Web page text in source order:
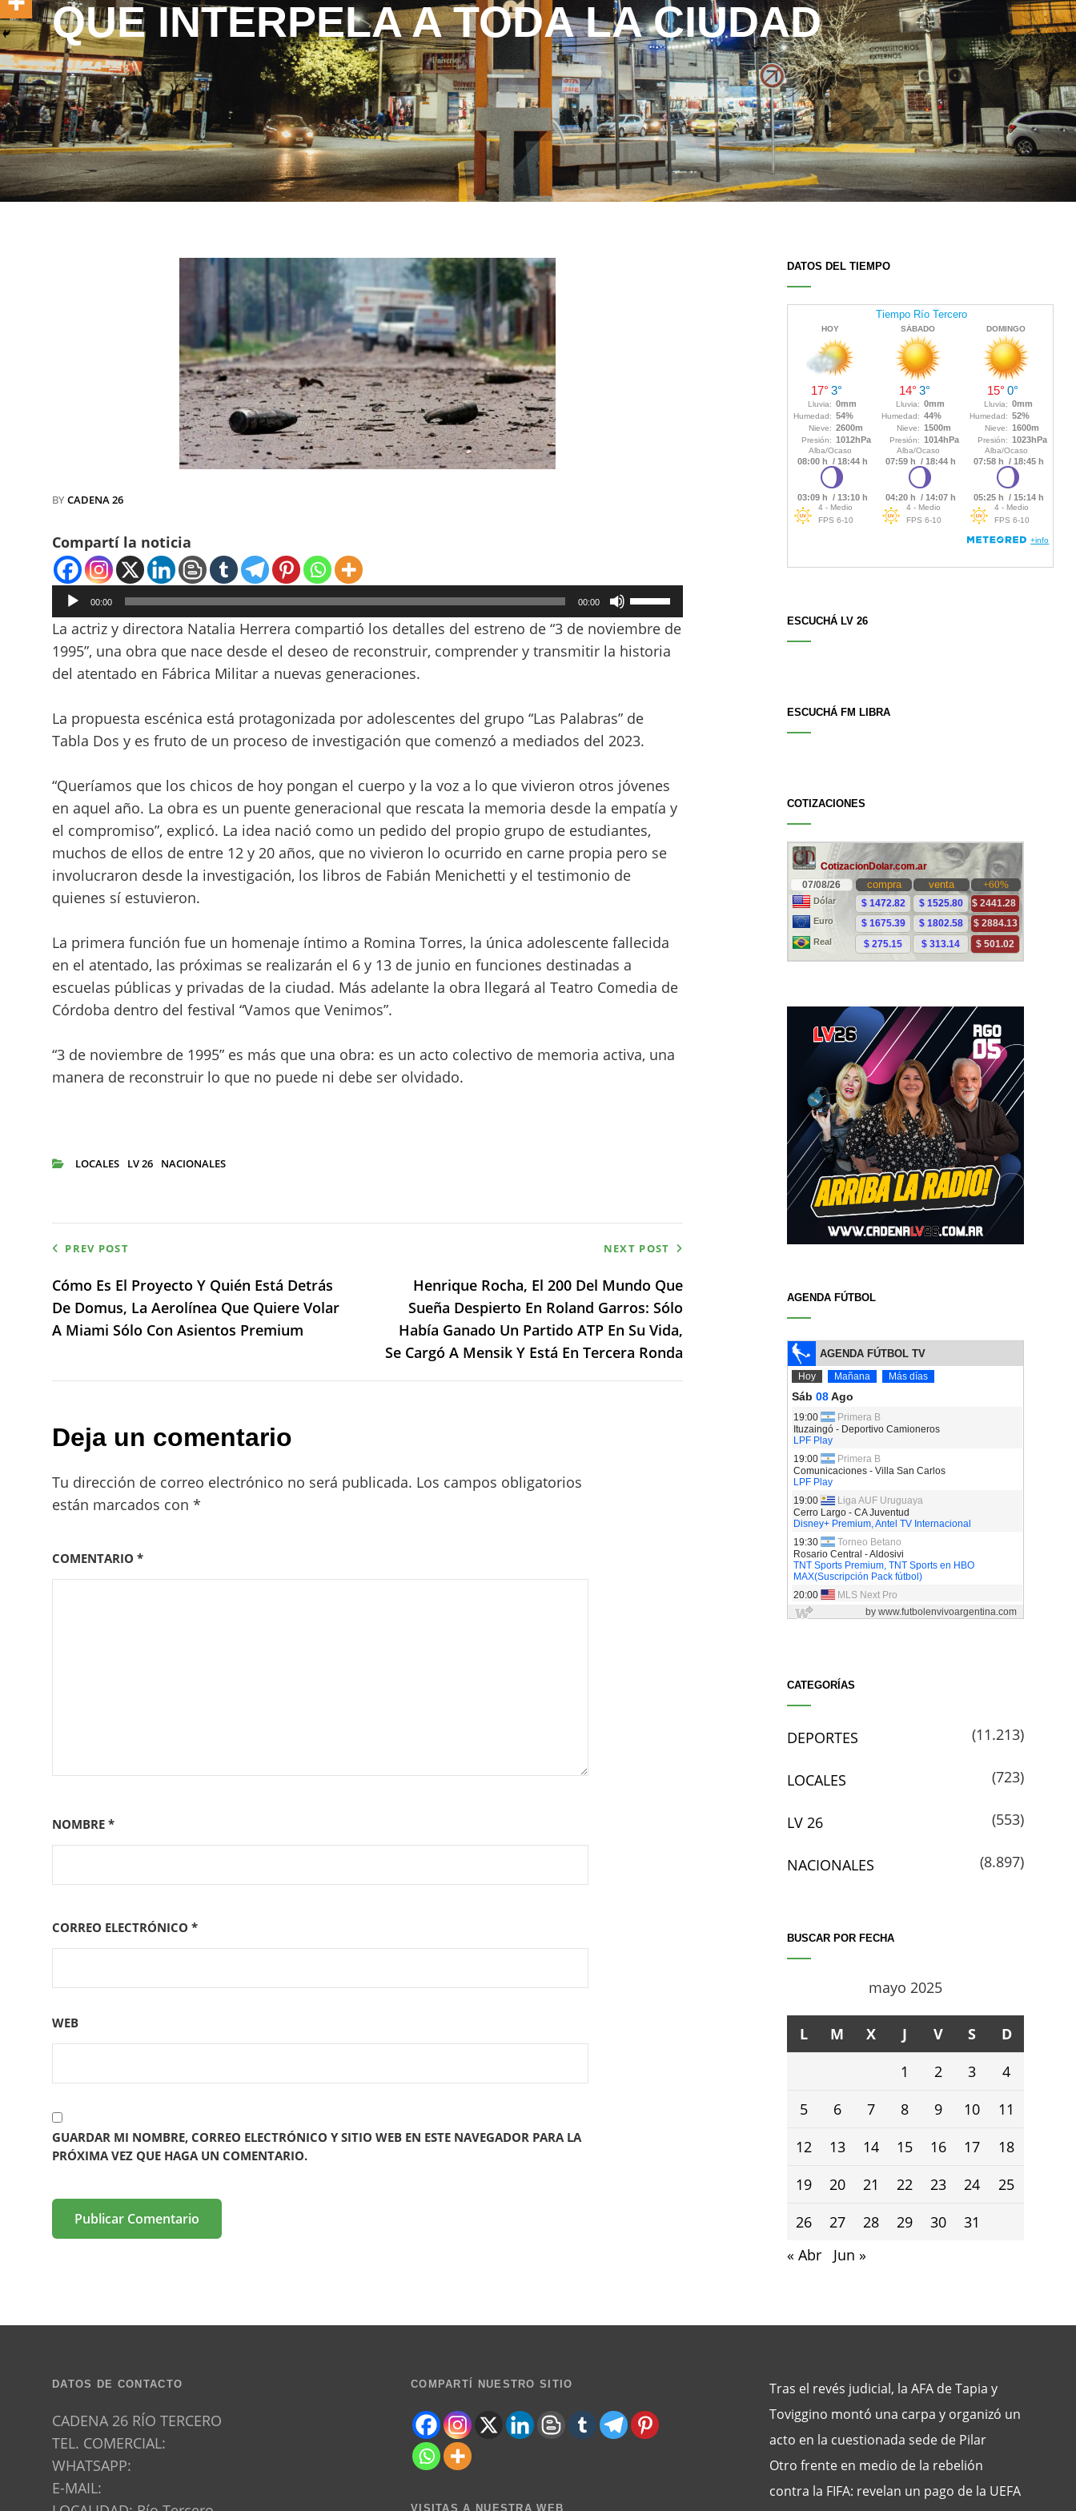
QUE INTERPELA A TODA LA CIUDAD
BY CADENA 26
Compartí la noticia
Reproductor
de
00:00 00:00
Utiliza
las
el
volumen.
La actriz y directora Natalia Herrera compartió los detalles del estreno de “3 de noviembre de
1995”, una obra que nace desde el deseo de reconstruir, comprender y transmitir la historia
del atentado en Fábrica Militar a nuevas generaciones.
La propuesta escénica está protagonizada por adolescentes del grupo “Las Palabras” de
Tabla Dos y es fruto de un proceso de investigación que comenzó a mediados del 2023.
“Queríamos que los chicos de hoy pongan el cuerpo y la voz a lo que vivieron otros jóvenes
en aquel año. La obra es un puente generacional que rescata la memoria desde la empatía y
el compromiso”, explicó. La idea nació como un pedido del propio grupo de estudiantes,
muchos de ellos de entre 12 y 20 años, que no vivieron lo ocurrido en carne propia pero se
involucraron desde la investigación, los libros de Fabián Menichetti y el testimonio de
quienes sí estuvieron.
La primera función fue un homenaje íntimo a Romina Torres, la única adolescente fallecida
en el atentado, las próximas se realizarán el 6 y 13 de junio en funciones destinadas a
escuelas públicas y privadas de la ciudad. Más adelante la obra llegará al Teatro Comedia de
Córdoba dentro del festival “Vamos que Venimos”.
“3 de noviembre de 1995” es más que una obra: es un acto colectivo de memoria activa, una
manera de reconstruir lo que no puede ni debe ser olvidado.
LOCALES LV 26 NACIONALES
Navegación
de
entradas
PREV POST
Cómo Es El Proyecto Y Quién Está Detrás
De Domus, La Aerolínea Que Quiere Volar
A Miami Sólo Con Asientos Premium
NEXT POST
Henrique Rocha, El 200 Del Mundo Que
Sueña Despierto En Roland Garros: Sólo
Había Ganado Un Partido ATP En Su Vida,
Se Cargó A Mensik Y Está En Tercera Ronda
Deja un comentario
Tu dirección de correo electrónico no será publicada. Los campos obligatorios
están marcados con *
COMENTARIO *
NOMBRE *
CORREO ELECTRÓNICO *
WEB
GUARDAR MI NOMBRE, CORREO ELECTRÓNICO Y SITIO WEB EN ESTE NAVEGADOR PARA LA
PRÓXIMA VEZ QUE HAGA UN COMENTARIO.
DATOS DEL TIEMPO
ESCUCHÁ LV 26
ESCUCHÁ FM LIBRA
COTIZACIONES
AGENDA FÚTBOL
CATEGORÍAS
DEPORTES (11.213)
LOCALES (723)
LV 26 (553)
NACIONALES (8.897)
BUSCAR POR FECHA
mayo 2025
L M X J V S
D
1
2 3
4
5
6 7 8 9 10
11
12
13 14 15 16 17
18
19
20 21 22 23 24
25
26
27 28 29 30
31
« Abr
Jun »
DATOS DE CONTACTO
CADENA 26 RÍO TERCERO
TEL. COMERCIAL:
WHATSAPP:
E-MAIL:
COMPARTÍ NUESTRO SITIO
VISITAS A NUESTRA WEB
Tras el revés judicial, la AFA de Tapia y
Toviggino montó una carpa y organizó un
acto en la cuestionada sede de Pilar
Otro frente en medio de la rebelión
contra la FIFA: revelan un pago de la UEFA